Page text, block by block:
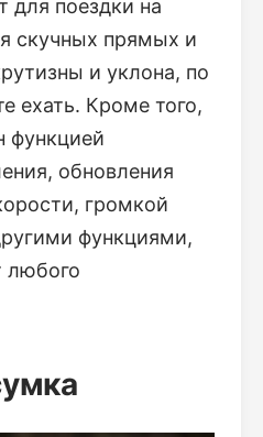
поездки на
скучных прямых и
и уклона, по
ехать. Кроме того,
функцией
обновления
громкой
функциями,
любого